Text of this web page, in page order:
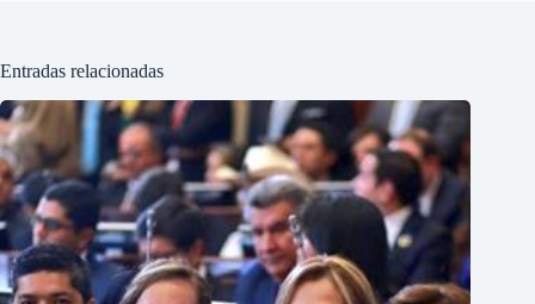
Entradas relacionadas